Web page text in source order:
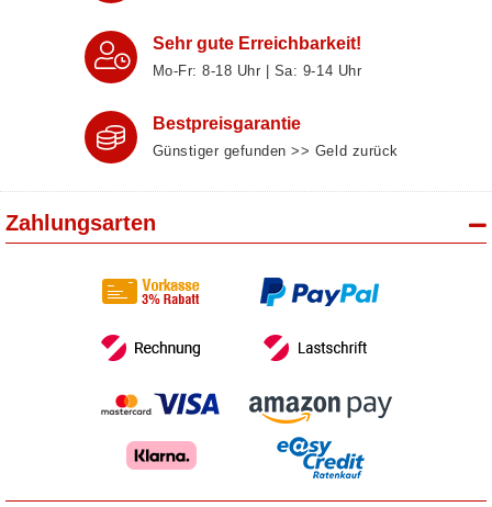
Sehr gute Erreichbarkeit!
Mo-Fr: 8‑18 Uhr | Sa: 9‑14 Uhr
Bestpreisgarantie
Günstiger gefunden >> Geld zurück
Zahlungsarten